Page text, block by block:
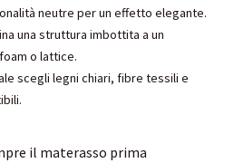
neutre per un effetto elegante.
una struttura imbottita a un
o lattice.
scegli legni chiari, fibre tessili e
il materasso prima